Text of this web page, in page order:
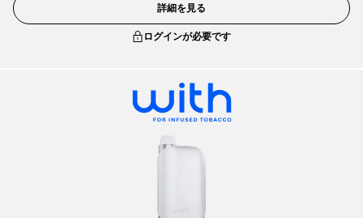
詳細を見る
ログインが必要です